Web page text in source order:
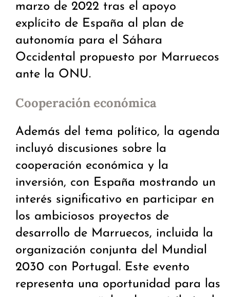
marzo de 2022 tras el apoyo
explícito de España al plan de
autonomía para el Sáhara
Occidental propuesto por Marruecos
ante la ONU.
Cooperación económica
Además del tema político, la agenda
incluyó discusiones sobre la
cooperación económica y la
inversión, con España mostrando un
interés significativo en participar en
los ambiciosos proyectos de
desarrollo de Marruecos, incluida la
organización conjunta del Mundial
2030 con Portugal. Este evento
representa una oportunidad para las